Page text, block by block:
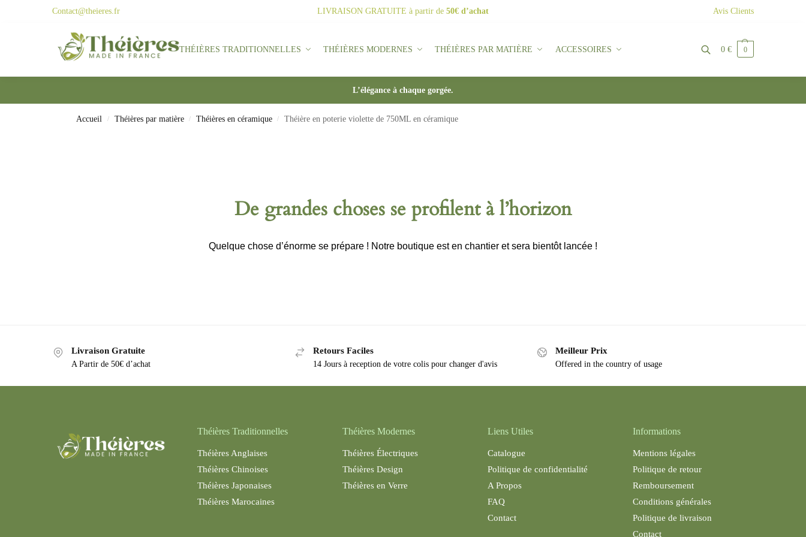
Contact@theieres.fr LIVRAISON GRATUITE à partir de 50€ d’achat Avis Clients
THÉIÈRES TRADITIONNELLES THÉIÈRES MODERNES THÉIÈRES PAR MATIÈRE ACCESSOIRES
Search
0 € 0
L’élégance à chaque gorgée.
Accueil / Théières par matière / Théières en céramique / Théière en poterie violette de 750ML en céramique
De grandes choses se profilent à l’horizon
Quelque chose d’énorme se prépare ! Notre boutique est en chantier et sera bientôt lancée !
Livraison Gratuite
A Partir de 50€ d’achat
Retours Faciles
14 Jours à reception de votre colis pour changer d'avis
Meilleur Prix
Offered in the country of usage
Théières Traditionnelles
Théières Anglaises
Théières Chinoises
Théières Japonaises
Théières Marocaines
Théières Modernes
Théières Électriques
Théières Design
Théières en Verre
Liens Utiles
Catalogue
Politique de confidentialité
A Propos
FAQ
Contact
Informations
Mentions légales
Politique de retour
Remboursement
Conditions générales
Politique de livraison
Contact